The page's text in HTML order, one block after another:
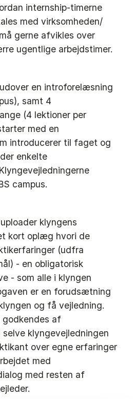
internship-timerne
med virksomheden/​
gerne afvikles over
ugentlige arbejdstimer.
en introforelæsning
samt 4
(4 lektioner per
med en
introducerer til faget og
enkelte
campus.
klyngens
kort oplæg hvori de
(udfra
- en obligatorisk
- som alle i klyngen
er en forudsætning
og få vejledning.
godkendes af
klyngevejledningen
over egne erfaringer
med
med resten af